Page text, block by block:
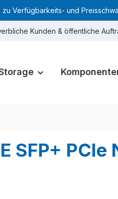
zu Verfügbarkeits- und
Kunden & öffentliche
SFP+